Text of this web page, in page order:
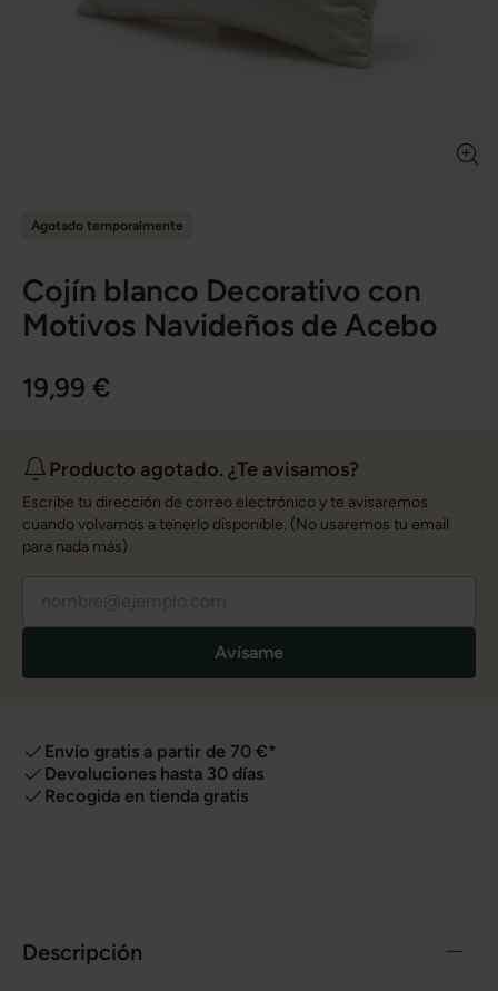
Agotado temporalmente
Cojín blanco Decorativo con
Motivos Navideños de Acebo
19,99 €
Producto agotado. ¿Te avisamos?
Escribe tu dirección de correo electrónico y te avisaremos
cuando volvamos a tenerlo disponible. (No usaremos tu email
para nada más)
Avísame
Envío gratis a partir de 70 €*
Devoluciones hasta 30 días
Recogida en tienda gratis
Descripción